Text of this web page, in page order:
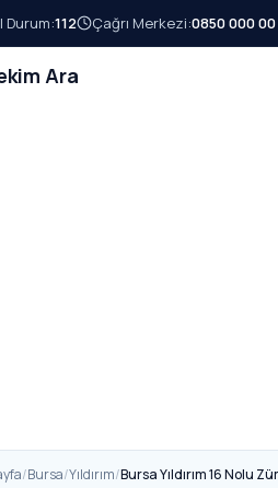
Durum:112 Çağrı Merkezi:0850 000
/Bursa/Yıldırım/Bursa Yıldırım 16 Nolu